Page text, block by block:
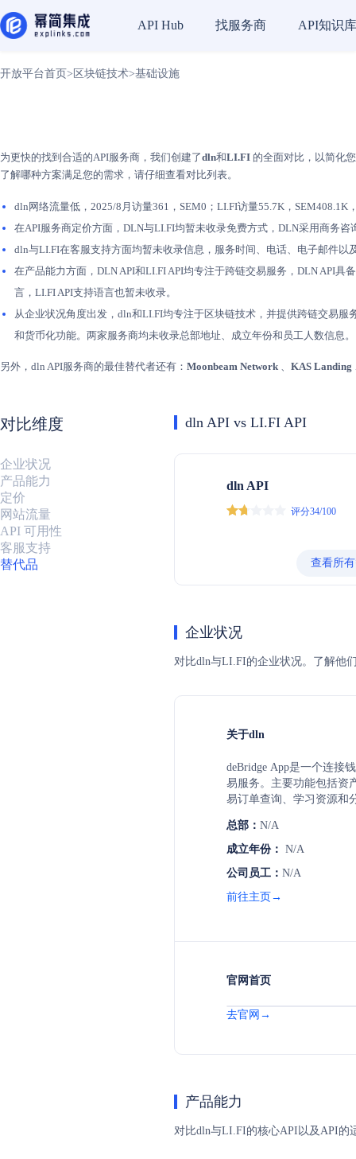
API Hub 找服务商 API知识库
开放平台首页 > 区块链技术>基础设施
为更快的找到合适的API服务商，我们创建了dln和LI.FI 的全面对比，以简化
了解哪种方案满足您的需求，请仔细查看对比列表。
dln网络流量低，2025/8月访量361，SEM0；LI.FI访量55.7K，SEM408.1K
在API服务商定价方面，DLN与LI.FI均暂未收录免费方式，DLN采用商务
dln与LI.FI在客服支持方面均暂未收录信息，服务时间、电话、电子邮件以
在产品能力方面，DLN API和LI.FI API均专注于跨链交易服务，DLN API
言，LI.FI API支持语言也暂未收录。
从企业状况角度出发，dln和LI.FI均专注于区块链技术，并提供跨链交易
和货币化功能。两家服务商均未收录总部地址、成立年份和员工人数信息。
另外，dln API服务商的最佳替代者还有： Moonbeam Network 、 KAS Landing
对比维度
企业状况
产品能力
定价
网站流量
API 可用性
客服支持
替代品
dln API vs LI.FI API
dln API
评分34/100
查看所
企业状况
对比dln与LI.FI的企业状况。了解他
关于dln
deBridge App是一个连接
易服务。主要功能包括资
易订单查询、学习资源和
赚取积分。
总部： N/A
成立年份： N/A
公司员工： N/A
前往主页→
官网首页
去官网→
产品能力
对比dln与LI.FI的核心API以及API的